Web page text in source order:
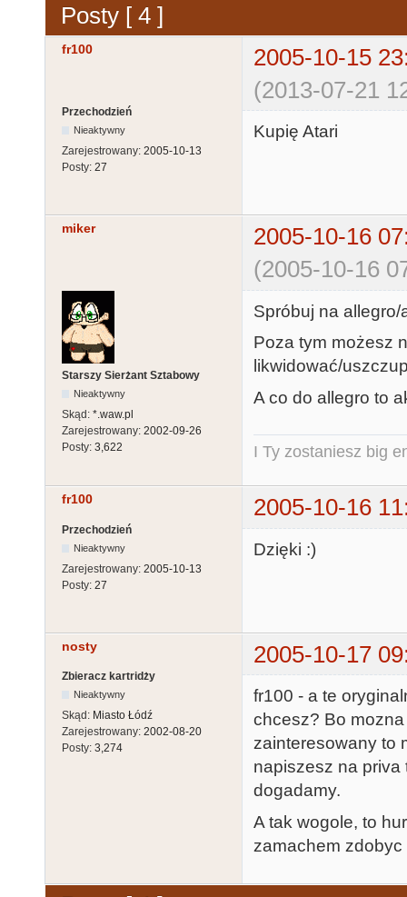
Posty [ 4 ]
fr100
2005-10-15
(2013-07-21
Przechodzień
Nieaktywny
Zarejestrowany: 2005-10-13
Posty: 27
Kupię Atari
miker
2005-10-16
(2005-10-16
Starszy Sierżant Sztabowy
Nieaktywny
Skąd: *.waw.pl
Zarejestrowany: 2002-09-26
Posty: 3,622
Spróbuj na
Poza tym możesz
likwidować/
A co do allegro to
I Ty zostaniesz big
fr100 2005-10-16
Przechodzień
Nieaktywny
Zarejestrowany: 2005-10-13
Posty: 27
Dzięki :)
nosty 2005-10-17
Zbieracz kartridży
Nieaktywny
Skąd: Miasto Łódź
Zarejestrowany: 2002-08-20
Posty: 3,274
fr100 - a te
chcesz? Bo
zainteresowany to
napiszesz na priva
dogadamy.
A tak wogole, to
zamachem